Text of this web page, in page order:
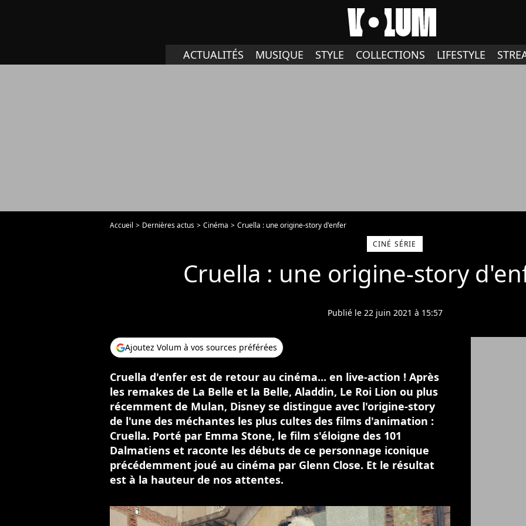
ACTUALITÉS MUSIQUE STYLE COLLECTIONS LIFESTYLE
Accueil Dernières actus Cinéma
Cruella : une origine-story d'enfer
CINÉ SÉRIE
Cruella : une origine-story
Publié le 22 juin 2021 à 15:57
Ajoutez Volum à vos sources préférées
Cruella d'enfer est de retour au cinéma... en live-action ! Après
les remakes de La Belle et la Belle, Aladdin, Le Roi Lion ou plus
récemment de Mulan, Disney se distingue avec l'origine-story
de l'une des méchantes les plus cultes des films d'animation :
Cruella. Porté par Emma Stone, le film s'éloigne des 101
Dalmatiens et raconte les débuts de ce personnage iconique
précédemment joué au cinéma par Glenn Close. Et le résultat
est à la hauteur de nos attentes.